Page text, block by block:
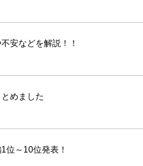
安などを解説！！
めました
位～10位発表！